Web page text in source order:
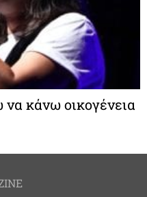
να κάνω οικογένεια